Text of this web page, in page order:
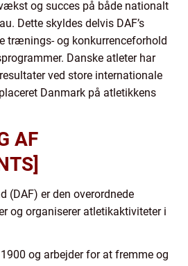
og succes på både nationalt
Dette skyldes delvis DAF’s
trænings- og konkurrenceforhold
Danske atleter har
ved store internationale
Danmark på atletikkens
AF
(DAF) er den overordnede
og organiserer atletikaktiviteter i
og arbejder for at fremme og